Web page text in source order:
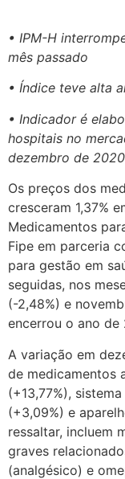
• IPM-H
mês passado
• Índice teve alta
• Indicador é
hospitais no
dezembro de
Os preços dos
cresceram 1,37%
Medicamentos
Fipe em parceria
para gestão em
seguidas, nos
(-2,48%) e
encerrou o ano de
A variação em
de medicamentos
(+13,77%),
(+3,09%) e
ressaltar, incluem
graves
(analgésico) e